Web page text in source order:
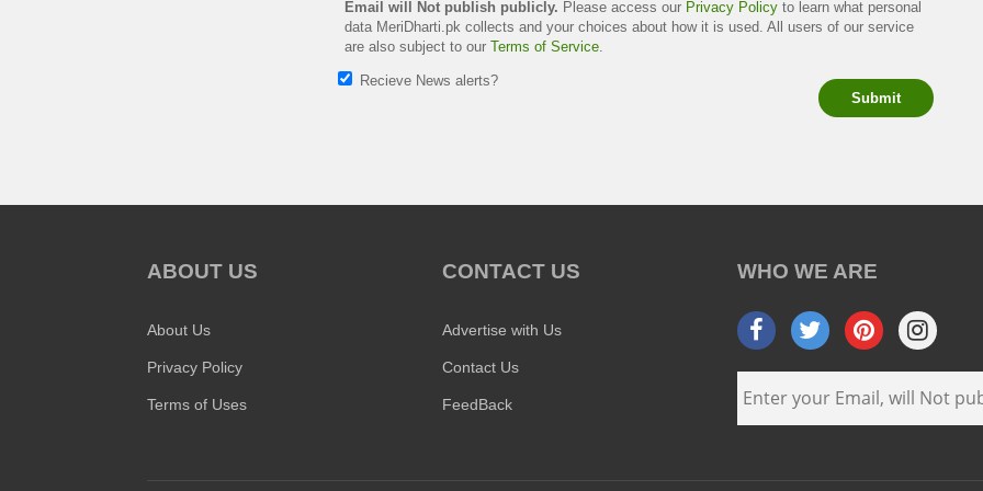
Email will Not publish publicly. Please access our Privacy Policy to learn what personal
data MeriDharti.pk collects and your choices about how it is used. All users of our service
are also subject to ourTerms of Service.
Recieve News alerts?
Submit
ABOUT US
About Us
Privacy Policy
Terms of Uses
CONTACT US
Advertise with Us
Contact Us
FeedBack
WHO WE ARE